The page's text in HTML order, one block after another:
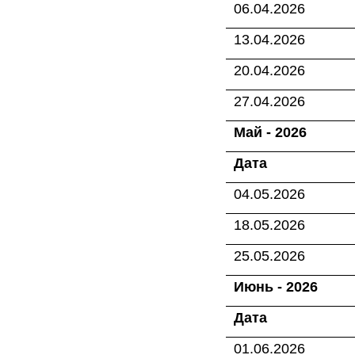
06.04.2026
13.04.2026
20.04.2026
27.04.2026
Май - 2026
Дата
04.05.2026
18.05.2026
25.05.2026
Июнь - 2026
Дата
01.06.2026